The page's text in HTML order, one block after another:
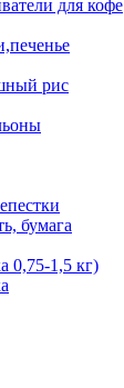
для кофе
рис
бумага
0,75-1,5 кг)